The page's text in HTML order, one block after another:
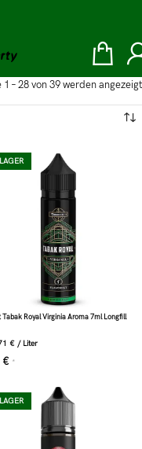
1 – 28 von 39 werden angezeigt
Tabak Royal Virginia Aroma 7ml Longfill
€ / Liter
€ *